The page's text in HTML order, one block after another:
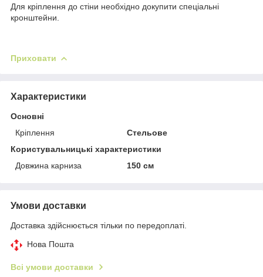
Для кріплення до стіни необхідно докупити спеціальні
кронштейни.
Приховати
Характеристики
Основні
Кріплення
Стельове
Користувальницькі характеристики
Довжина карниза
150 см
Умови доставки
Доставка здійснюється тільки по передоплаті.
Нова Пошта
Всі умови доставки